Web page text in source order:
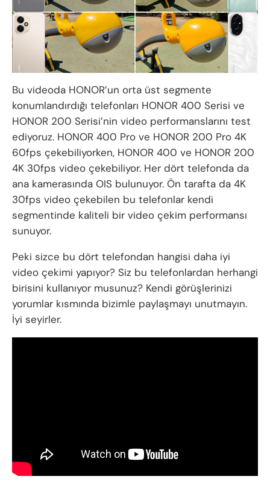
Bu videoda HONOR’un orta üst segmente
konumlandırdığı telefonları HONOR 400 Serisi ve
HONOR 200 Serisi’nin video performanslarını test
ediyoruz. HONOR 400 Pro ve HONOR 200 Pro 4K
60fps çekebiliyorken, HONOR 400 ve HONOR 200
4K 30fps video çekebiliyor. Her dört telefonda da
ana kamerasında OIS bulunuyor. Ön tarafta da 4K
30fps video çekebilen bu telefonlar kendi
segmentinde kaliteli bir video çekim performansı
sunuyor.
Peki sizce bu dört telefondan hangisi daha iyi
video çekimi yapıyor? Siz bu telefonlardan herhangi
birisini kullanıyor musunuz? Kendi görüşlerinizi
yorumlar kısmında bizimle paylaşmayı unutmayın.
İyi seyirler.